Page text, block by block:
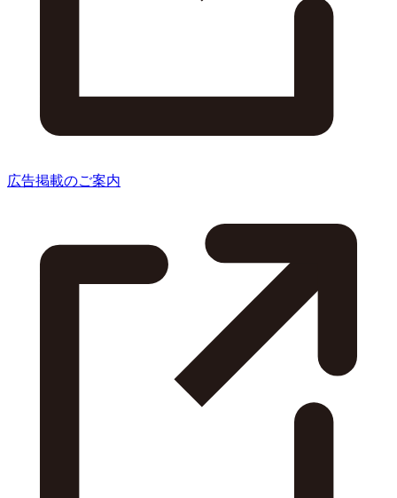
広告掲載のご案内